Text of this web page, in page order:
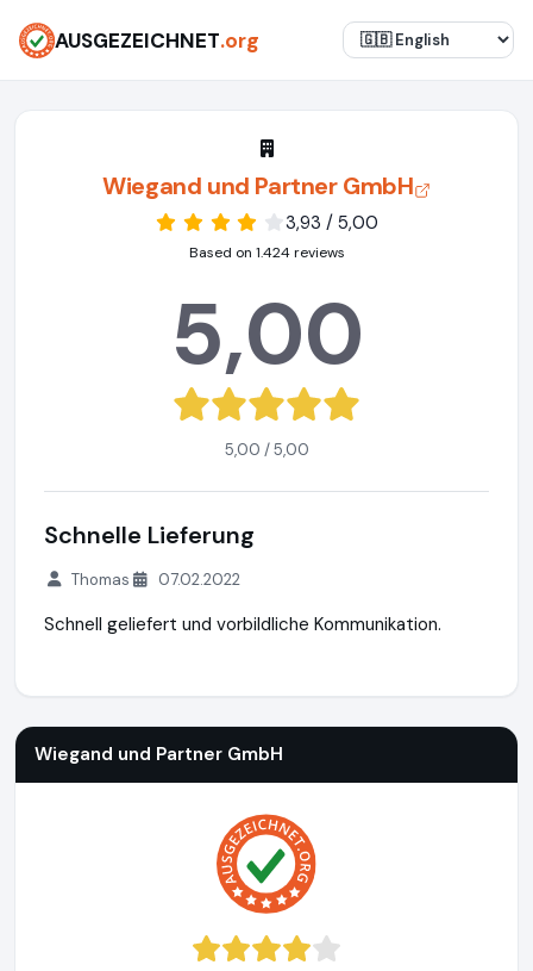
AUSGEZEICHNET.org
Wiegand und Partner GmbH
3,93 / 5,00
Based on 1.424 reviews
5,00
5,00 / 5,00
Schnelle Lieferung
Thomas 07.02.2022
Schnell geliefert und vorbildliche Kommunikation.
Wiegand und Partner GmbH